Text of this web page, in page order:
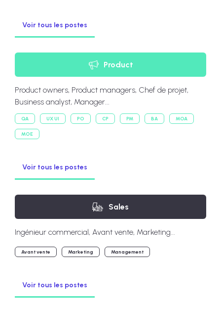
Voir tous les postes
Product
Product owners, Product managers, Chef de projet,
Business analyst, Manager...
QA UX UI PO CP PM BA MOA
MOE
Voir tous les postes
Sales
Ingénieur commercial, Avant vente, Marketing...
Avant vente Marketing Management
Voir tous les postes